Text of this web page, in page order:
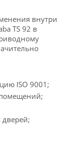
внутри
TS 92 в
ISO 9001;
дверей;